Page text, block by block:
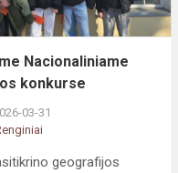
Nacionaliniame
konkurse
03-31
geografijos